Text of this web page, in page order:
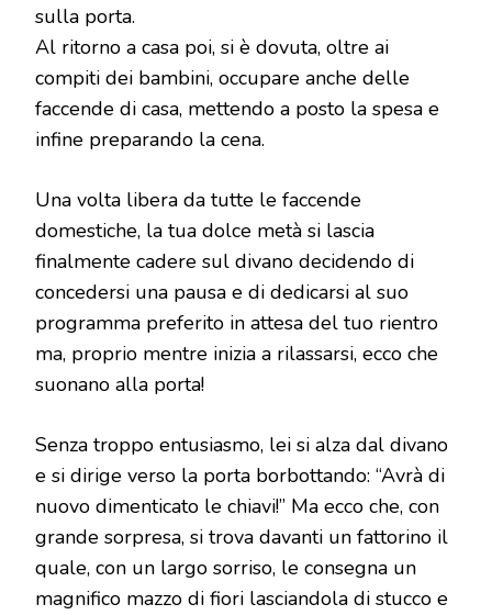
sulla porta.
Al ritorno a casa poi, si è dovuta, oltre ai
compiti dei bambini, occupare anche delle
faccende di casa, mettendo a posto la spesa e
infine preparando la cena.
Una volta libera da tutte le faccende
domestiche, la tua dolce metà si lascia
finalmente cadere sul divano decidendo di
concedersi una pausa e di dedicarsi al suo
programma preferito in attesa del tuo rientro
ma, proprio mentre inizia a rilassarsi, ecco che
suonano alla porta!
Senza troppo entusiasmo, lei si alza dal divano
e si dirige verso la porta borbottando: “Avrà di
nuovo dimenticato le chiavi!” Ma ecco che, con
grande sorpresa, si trova davanti un fattorino il
quale, con un largo sorriso, le consegna un
magnifico mazzo di fiori lasciandola di stucco e